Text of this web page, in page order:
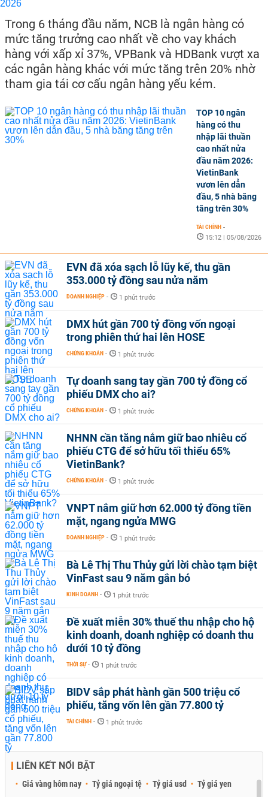
Trong 6 tháng đầu năm, NCB là ngân hàng có
mức tăng trưởng cao nhất về cho vay khách
hàng với xấp xỉ 37%, VPBank và HDBank vượt xa
các ngân hàng khác với mức tăng trên 20% nhờ
tham gia tái cơ cấu ngân hàng yếu kém.
TOP 10 ngân
hàng có thu
nhập lãi thuần
cao nhất nửa
đầu năm 2026:
VietinBank
vươn lên dẫn
đầu, 5 nhà băng
tăng trên 30%
TÀI CHÍNH -
15:12 | 05/08/2026
EVN đã xóa sạch lỗ lũy kế, thu gần
353.000 tỷ đồng sau nửa năm
DOANH NGHIỆP - 1 phút trước
DMX hút gần 700 tỷ đồng vốn ngoại
trong phiên thứ hai lên HOSE
CHỨNG KHOÁN - 1 phút trước
Tự doanh sang tay gần 700 tỷ đồng cổ
phiếu DMX cho ai?
CHỨNG KHOÁN - 1 phút trước
NHNN cần tăng nắm giữ bao nhiêu cổ
phiếu CTG để sở hữu tối thiểu 65%
VietinBank?
CHỨNG KHOÁN - 1 phút trước
VNPT nắm giữ hơn 62.000 tỷ đồng tiền
mặt, ngang ngửa MWG
DOANH NGHIỆP - 1 phút trước
Bà Lê Thị Thu Thủy gửi lời chào tạm biệt
VinFast sau 9 năm gắn bó
KINH DOANH - 1 phút trước
Đề xuất miễn 30% thuế thu nhập cho hộ
kinh doanh, doanh nghiệp có doanh thu
dưới 10 tỷ đồng
THỜI SỰ - 1 phút trước
BIDV sắp phát hành gần 500 triệu cổ
phiếu, tăng vốn lên gần 77.800 tỷ
TÀI CHÍNH - 1 phút trước
LIÊN KẾT NỔI BẬT
Giá vàng hôm nay Tỷ giá ngoại tệ Tỷ giá usd
Tỷ giá yen